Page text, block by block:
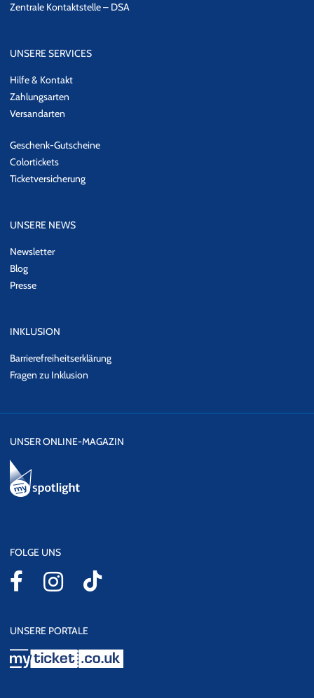
Zentrale Kontaktstelle – DSA
UNSERE SERVICES
Hilfe & Kontakt
Zahlungsarten
Versandarten
Geschenk-Gutscheine
Colortickets
Ticketversicherung
UNSERE NEWS
Newsletter
Blog
Presse
INKLUSION
Barrierefreiheitserklärung
Fragen zu Inklusion
UNSER ONLINE-MAGAZIN
FOLGE UNS
UNSERE PORTALE